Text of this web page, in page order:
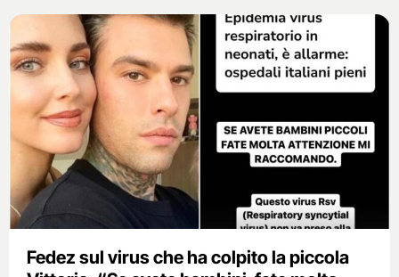
Fedez sul virus che ha colpito la piccola